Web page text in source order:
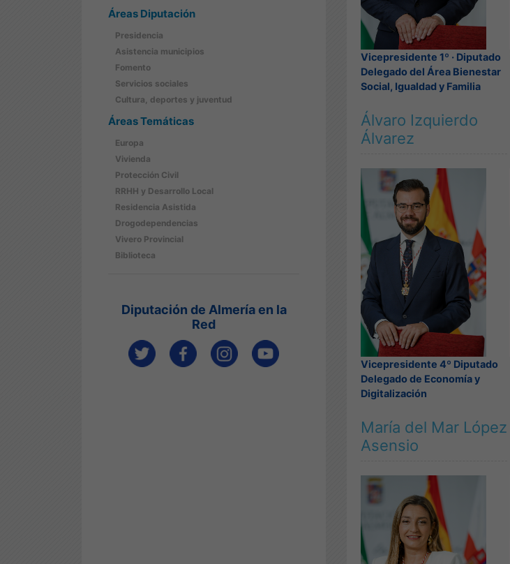
Áreas Diputación
Presidencia
Asistencia municipios
Fomento
Servicios sociales
Cultura, deportes y juventud
Áreas Temáticas
Europa
Vivienda
Protección Civil
RRHH y Desarrollo Local
Residencia Asistida
Drogodependencias
Vivero Provincial
Biblioteca
Diputación de Almería en la
Red
Vicepresidente 1º · Diputado
Delegado del Área Bienestar
Social, Igualdad y Familia
Álvaro Izquierdo
Álvarez
Vicepresidente 4º Diputado
Delegado de Economía y
Digitalización
María del Mar López
Asensio